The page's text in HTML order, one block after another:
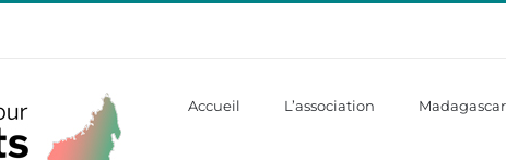
Accueil L’association Madagascar